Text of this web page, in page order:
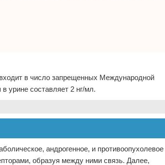
в число запрещенных Международной
урине составляет 2 нг/мл.
андрогенное, и противоопухолевое
образуя между ними связь. Далее,